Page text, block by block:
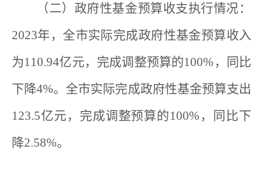
（二）政府性基金预算收支执行情况：
2023年，全市实际完成政府性基金预算收入
为110.94亿元，完成调整预算的100%，同比
下降4%。全市实际完成政府性基金预算支出
123.5亿元，完成调整预算的100%，同比下
降2.58%。